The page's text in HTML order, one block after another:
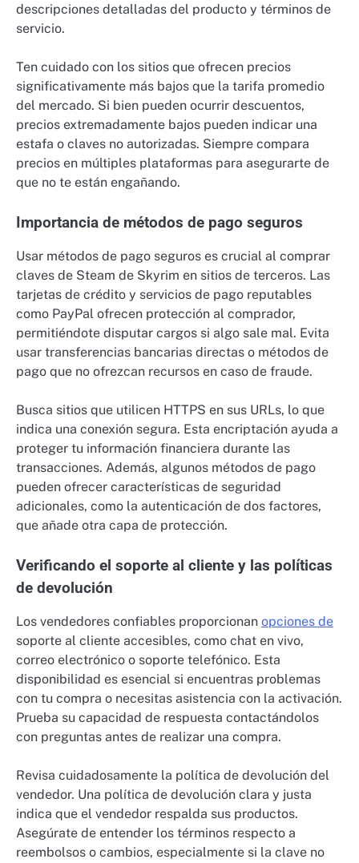
descripciones detalladas del producto y términos de
servicio.
Ten cuidado con los sitios que ofrecen precios
significativamente más bajos que la tarifa promedio
del mercado. Si bien pueden ocurrir descuentos,
precios extremadamente bajos pueden indicar una
estafa o claves no autorizadas. Siempre compara
precios en múltiples plataformas para asegurarte de
que no te están engañando.
Importancia de métodos de pago seguros
Usar métodos de pago seguros es crucial al comprar
claves de Steam de Skyrim en sitios de terceros. Las
tarjetas de crédito y servicios de pago reputables
como PayPal ofrecen protección al comprador,
permitiéndote disputar cargos si algo sale mal. Evita
usar transferencias bancarias directas o métodos de
pago que no ofrezcan recursos en caso de fraude.
Busca sitios que utilicen HTTPS en sus URLs, lo que
indica una conexión segura. Esta encriptación ayuda a
proteger tu información financiera durante las
transacciones. Además, algunos métodos de pago
pueden ofrecer características de seguridad
adicionales, como la autenticación de dos factores,
que añade otra capa de protección.
Verificando el soporte al cliente y las políticas
de devolución
Los vendedores confiables proporcionan opciones de
soporte al cliente accesibles, como chat en vivo,
correo electrónico o soporte telefónico. Esta
disponibilidad es esencial si encuentras problemas
con tu compra o necesitas asistencia con la activación.
Prueba su capacidad de respuesta contactándolos
con preguntas antes de realizar una compra.
Revisa cuidadosamente la política de devolución del
vendedor. Una política de devolución clara y justa
indica que el vendedor respalda sus productos.
Asegúrate de entender los términos respecto a
reembolsos o cambios, especialmente si la clave no